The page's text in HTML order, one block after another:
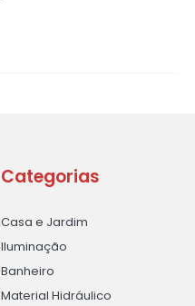
Categorias
Casa e Jardim
Iluminação
Banheiro
Material Hidráulico